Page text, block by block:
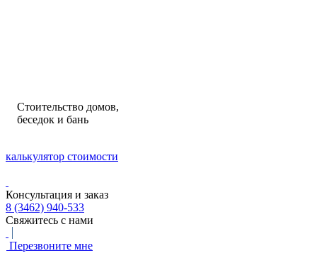
Стоительство домов,
беседок и бань
калькулятор стоимости
Консультация и заказ
8 (3462) 940-533
Свяжитесь с нами
Перезвоните мне